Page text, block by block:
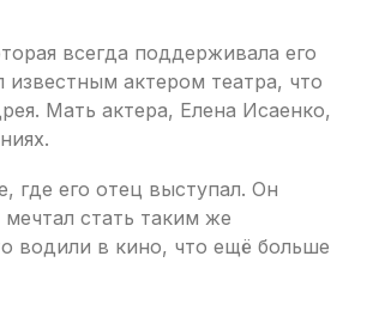
всегда поддерживала его
актером театра, что
Мать актера, Елена Исаенко,
где его отец выступал. Он
стать таким же
водили в кино, что ещё больше